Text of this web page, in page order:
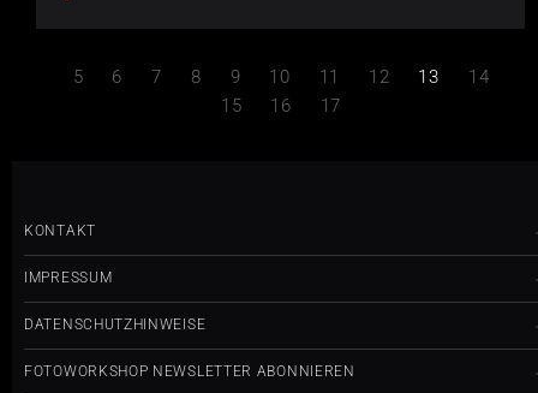
5 6 7 8 9 10 11 12 13
14
15
16 17
KONTAKT
IMPRESSUM
DATENSCHUTZHINWEISE
FOTOWORKSHOP NEWSLETTER ABONNIEREN